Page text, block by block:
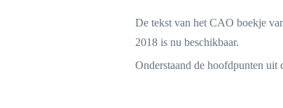
De tekst van het CAO boekje
2018 is nu beschikbaar.
Onderstaand de hoofdpunten uit